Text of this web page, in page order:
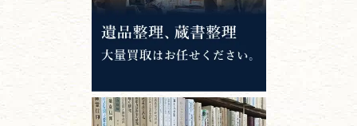
専門書・ 学術書
哲学書・思想書
心理学・倫理学